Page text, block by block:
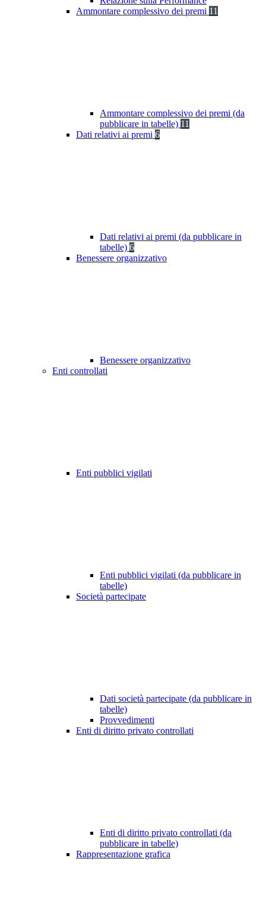
Ammontare complessivo dei premi 11
Ammontare complessivo dei premi (da
pubblicare in tabelle) 11
Dati relativi ai premi 6
Dati relativi ai premi (da pubblicare in
tabelle) 6
Benessere organizzativo
Benessere organizzativo
Enti controllati
Enti pubblici vigilati
Enti pubblici vigilati (da pubblicare in
tabelle)
Società partecipate
Dati società partecipate (da pubblicare in
tabelle)
Provvedimenti
Enti di diritto privato controllati
Enti di diritto privato controllati (da
pubblicare in tabelle)
Rappresentazione grafica